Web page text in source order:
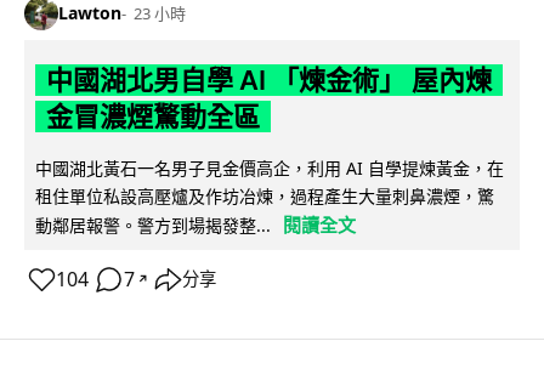
Lawton 23 小時
中國湖北男自學 AI 「煉金術」 屋內煉
金冒濃煙驚動全區
中國湖北黃石一名男子見金價高企，利用 AI 自學提煉黃金，在
租住單位私設高壓爐及作坊冶煉，過程產生大量刺鼻濃煙，驚
動鄰居報警。警方到場揭發整...
閱讀全文
104 7 ↗ 分享